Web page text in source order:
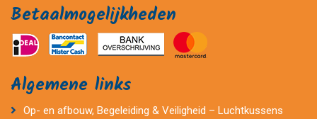
Betaalmogelijkheden
Algemene links
Op- en afbouw, Begeleiding & Veiligheid – Luchtkussens